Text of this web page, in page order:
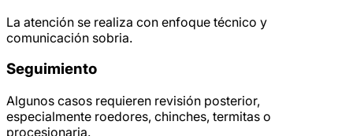
La atención se realiza con enfoque técnico y
comunicación sobria.
Seguimiento
Algunos casos requieren revisión posterior,
especialmente roedores, chinches, termitas o
procesionaria.